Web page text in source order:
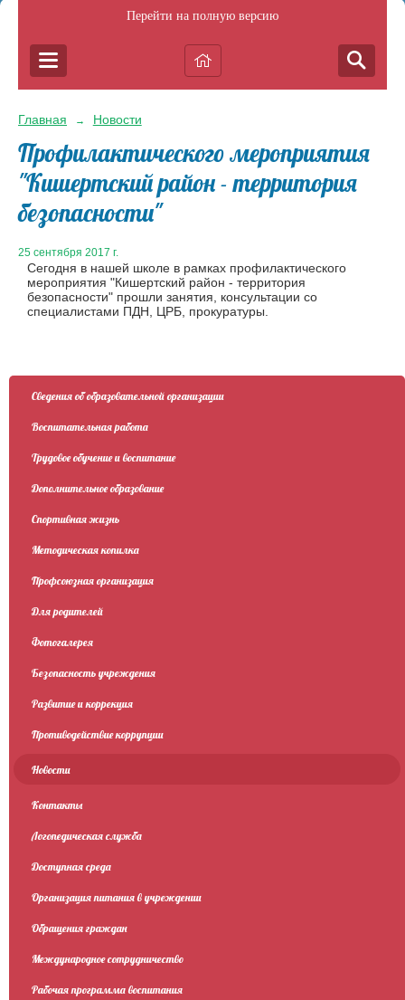
Перейти на полную версию
Главная → Новости
Профилактического мероприятия
"Кишертский район - территория
безопасности"
25 сентября 2017 г.
Сегодня в нашей школе в рамках профилактического
мероприятия "Кишертский район - территория
безопасности" прошли занятия, консультации со
специалистами ПДН, ЦРБ, прокуратуры.
Сведения об образовательной организации
Воспитательная работа
Трудовое обучение и воспитание
Дополнительное образование
Спортивная жизнь
Методическая копилка
Профсоюзная организация
Для родителей
Фотогалерея
Безопасность учреждения
Развитие и коррекция
Противодействие коррупции
Новости
Контакты
Логопедическая служба
Доступная среда
Организация питания в учреждении
Обращения граждан
Международное сотрудничество
Рабочая программа воспитания